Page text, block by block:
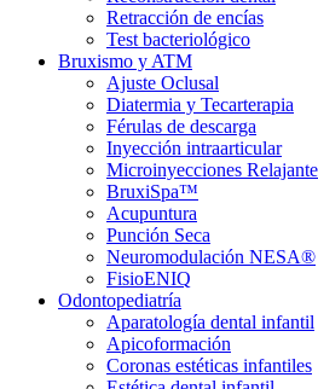
Retracción de encías
Test bacteriológico
Bruxismo y ATM
Ajuste Oclusal
Diatermia y Tecarterapia
Férulas de descarga
Inyección intraarticular
Microinyecciones
BruxiSpa™
Acupuntura
Punción Seca
Neuromodulación NESA®
FisioENIQ
Odontopediatría
Aparatología dental infantil
Apicoformación
Coronas estéticas infantiles